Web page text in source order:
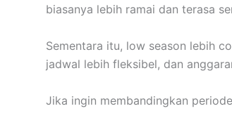
biasanya lebih ramai dan terasa
Sementara itu, low season lebih
jadwal lebih fleksibel, dan
Jika ingin membandingkan